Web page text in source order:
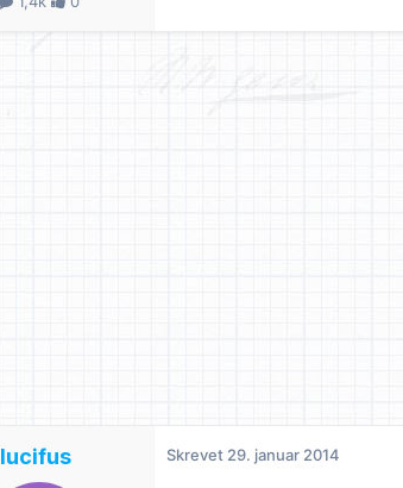
lucifus Skrevet 29. januar 2014